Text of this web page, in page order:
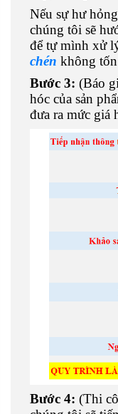
Nếu sự hư
chúng tôi sẽ
để tự mình xử
chén không
Bước 3: (Báo
hóc của sản
đưa ra mức giá
Bước 4: (Thi